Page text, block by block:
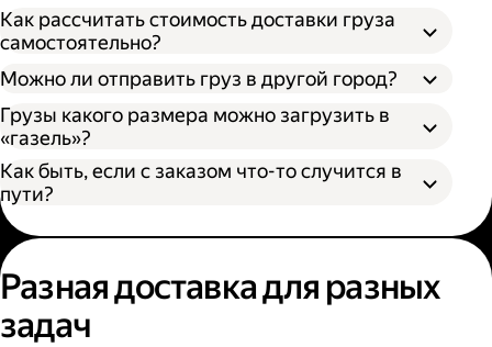
Как рассчитать стоимость доставки груза
самостоятельно?
Можно ли отправить груз в другой город?
Грузы какого размера можно загрузить в
«газель»?
Как быть, если с заказом что-то случится в
пути?
Разная доставка для разных
задач